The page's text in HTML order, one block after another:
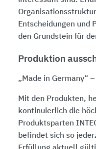
Entscheidungen und
den Grundstein für
Produktion
„Made in Germany“
Mit den Produkten,
kontinuierlich die
Produktsparten
befindet sich so